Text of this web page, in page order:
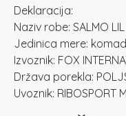
Deklaracija:
Naziv robe: SALMO
Jedinica mere: komad
Izvoznik: FOX
Država porekla:
Uvoznik: RIBOSPORT